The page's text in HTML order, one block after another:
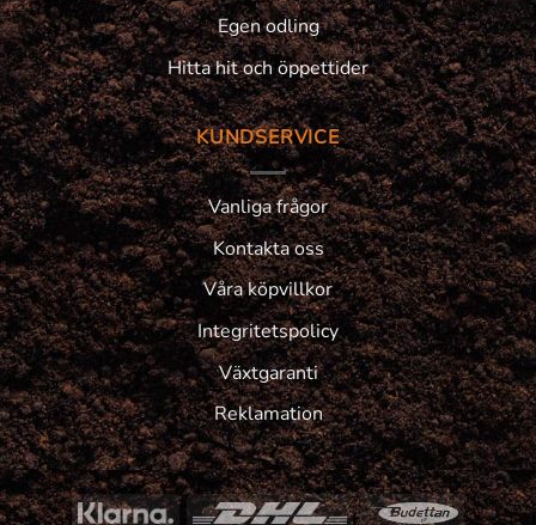
Egen odling
Hitta hit och öppettider
KUNDSERVICE
Vanliga frågor
Kontakta oss
Våra köpvillkor
Integritetspolicy
Växtgaranti
Reklamation